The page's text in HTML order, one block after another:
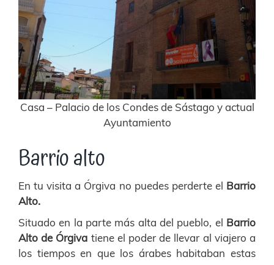
Casa – Palacio de los Condes de Sástago y actual
Ayuntamiento
Barrio alto
En tu visita a Órgiva no puedes perderte el Barrio
Alto.
Situado en la parte más alta del pueblo, el Barrio
Alto de Órgiva tiene el poder de llevar al viajero a
los tiempos en que los árabes habitaban estas